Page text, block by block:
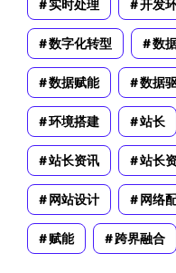
实时处理 开发
数字化转型 数
数据赋能 数据
环境搭建 站长
站长资讯 站长
网站设计 网络
赋能 跨界融合